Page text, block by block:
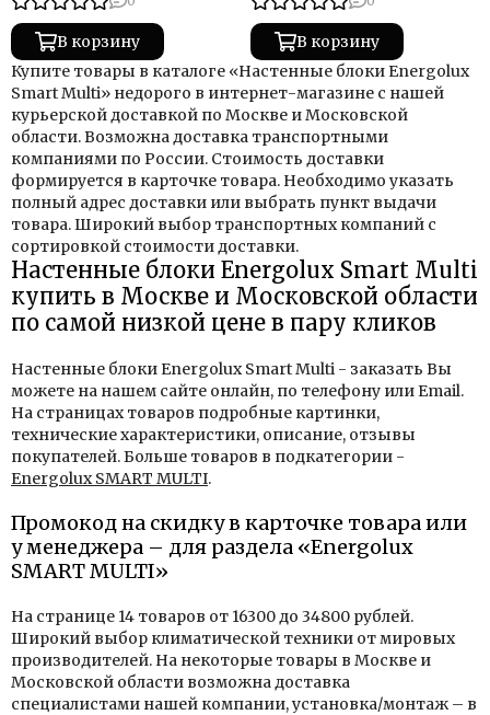
В корзину
В корзину
Купите товары в каталоге «Настенные блоки Energolux
Smart Multi» недорого в интернет-магазине с нашей
курьерской доставкой по Москве и Московской
области. Возможна доставка транспортными
компаниями по России. Стоимость доставки
формируется в карточке товара. Необходимо указать
полный адрес доставки или выбрать пункт выдачи
товара. Широкий выбор транспортных компаний с
сортировкой стоимости доставки.
Настенные блоки Energolux Smart Multi
купить в Москве и Московской области
по самой низкой цене в пару кликов
Настенные блоки Energolux Smart Multi - заказать Вы
можете на нашем сайте онлайн, по телефону или Email.
На страницах товаров подробные картинки,
технические характеристики, описание, отзывы
покупателей. Больше товаров в подкатегории -
Energolux SMART MULTI.
Промокод на скидку в карточке товара или
у менеджера – для раздела «Energolux
SMART MULTI»
На странице 14 товаров от 16300 до 34800 рублей.
Широкий выбор климатической техники от мировых
производителей. На некоторые товары в Москве и
Московской области возможна доставка
специалистами нашей компании, установка/монтаж – в